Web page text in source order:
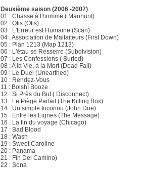
Deuxième saison (2006 -2007)
01 : Chasse à l'homme ( Manhunt)
02 : Otis (Otis)
03 : L'Erreur est Humaine (Scan)
04 : Association de Malfaiteurs (First Down)
05 : Plan 1213 (Map 1213)
06 : L'étau se Resserre (Subdivision)
07 : Les Confessions ( Buried)
08 : A la Vie, à la Mort (Dead Fall)
09 : Le Duel (Unearthed)
10 : Rendez-Vous
11 : BolshÏ Booze
12 : Si Près du But ( Disconnect)
13 : Le Piège Parfait (The Killing Box)
14 : Un simple Inconnu (John Doe)
15 : Entre les Lignes (The Message)
16 : La fin du voyage (Chicago)
17 : Bad Blood
18 : Wash
19 : Sweet Caroline
20 : Panama
21 : Fin Del Camino)
22 : Sona